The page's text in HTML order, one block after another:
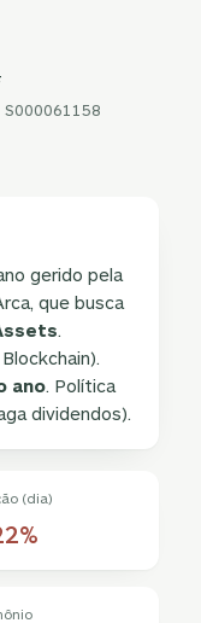
S000061158
gerido pela
que busca
.
ano. Política
dividendos).
(dia)